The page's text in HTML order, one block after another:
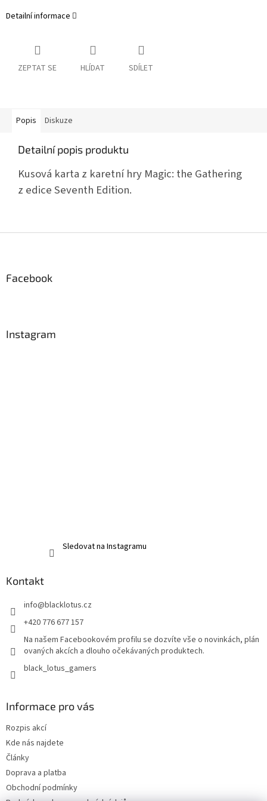
Detailní informace
ZEPTAT SE HLÍDAT SDÍLET
Popis Diskuze
Detailní popis produktu
Kusová karta z karetní hry Magic: the Gathering
z edice Seventh Edition.
Facebook
Instagram
Sledovat na Instagramu
Kontakt
info@blacklotus.cz
+420 776 677 157
Na našem Facebookovém profilu se dozvíte vše o novinkách, plán
ovaných akcích a dlouho očekávaných produktech.
black_lotus_gamers
Informace pro vás
Rozpis akcí
Kde nás najdete
Články
Doprava a platba
Obchodní podmínky